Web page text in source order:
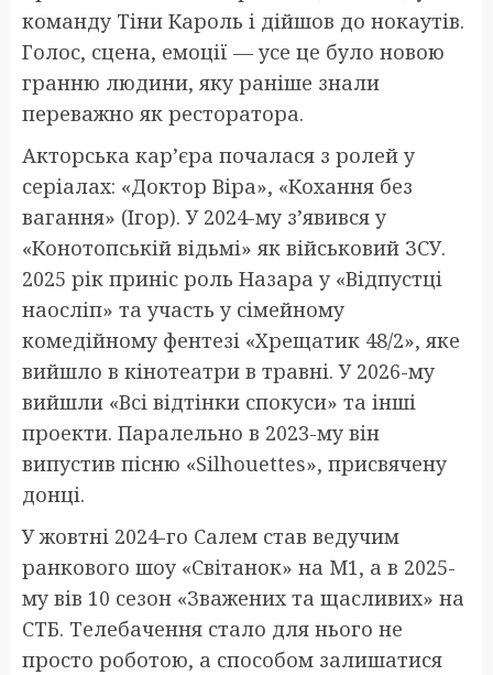
команду Тіни Кароль і дійшов до нокаутів.
Голос, сцена, емоції — усе це було новою
гранню людини, яку раніше знали
переважно як ресторатора.
Акторська кар’єра почалася з ролей у
серіалах: «Доктор Віра», «Кохання без
вагання» (Ігор). У 2024-му з’явився у
«Конотопській відьмі» як військовий ЗСУ.
2025 рік приніс роль Назара у «Відпустці
наосліп» та участь у сімейному
комедійному фентезі «Хрещатик 48/2», яке
вийшло в кінотеатри в травні. У 2026-му
вийшли «Всі відтінки спокуси» та інші
проекти. Паралельно в 2023-му він
випустив пісню «Silhouettes», присвячену
донці.
У жовтні 2024-го Салем став ведучим
ранкового шоу «Світанок» на M1, а в 2025-
му вів 10 сезон «Зважених та щасливих» на
СТБ. Телебачення стало для нього не
просто роботою, а способом залишатися